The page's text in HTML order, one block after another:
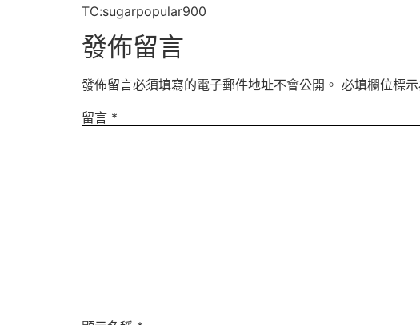
TC:sugarpopular900
發佈留言
發佈留言必須填寫的電子郵件地址不會公開。 必填欄位標
留言 *